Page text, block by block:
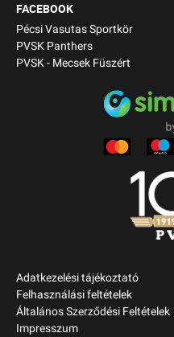
FACEBOOK
Pécsi Vasutas Sportkör
PVSK Panthers
PVSK - Mecsek Füszért
Adatkezelési tájékoztató
Felhasználási feltételek
Általános Szerződési Feltételek
Impresszum